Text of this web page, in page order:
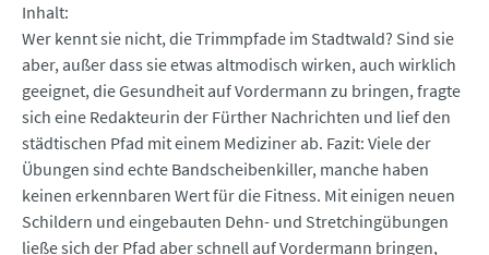
Inhalt
Wer kennt sie nicht, die Trimmpfade im Stadtwald? Sind sie
aber, außer dass sie etwas altmodisch wirken, auch wirklich
geeignet, die Gesundheit auf Vordermann zu bringen, fragte
sich eine Redakteurin der Fürther Nachrichten und lief den
städtischen Pfad mit einem Mediziner ab. Fazit: Viele der
Übungen sind echte Bandscheibenkiller, manche haben
keinen erkennbaren Wert für die Fitness. Mit einigen neuen
Schildern und eingebauten Dehn- und Stretchingübungen
ließe sich der Pfad aber schnell auf Vordermann bringen,